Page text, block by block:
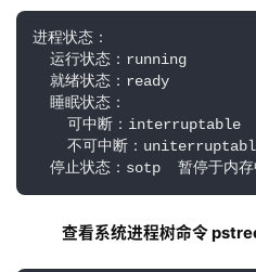
进程状态：
运行状态：running
就绪状态：ready
睡眠状态：
可中断：interruptable
不可中断：
停止状态：sotp  暂停于内存
查看系统进程树命令